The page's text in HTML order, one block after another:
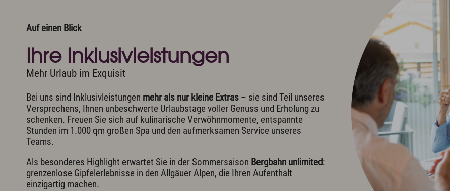
Auf einen Blick
Ihre Inklusivleistungen
Mehr Urlaub im Exquisit
Bei uns sind Inklusivleistungen mehr als nur kleine Extras – sie sind Teil unseres
Versprechens, Ihnen unbeschwerte Urlaubstage voller Genuss und Erholung zu
schenken. Freuen Sie sich auf kulinarische Verwöhnmomente, entspannte
Stunden im 1.000 qm großen Spa und den aufmerksamen Service unseres
Teams.
Als besonderes Highlight erwartet Sie in der Sommersaison Bergbahn unlimited:
grenzenlose Gipfelerlebnisse in den Allgäuer Alpen, die Ihren Aufenthalt
einzigartig machen.